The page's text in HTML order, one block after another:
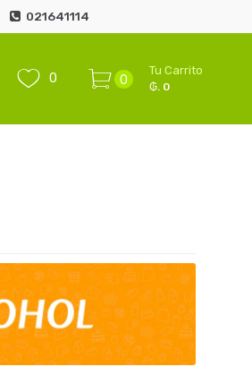
021641114
0 0
Tu Carrito
₲. 0